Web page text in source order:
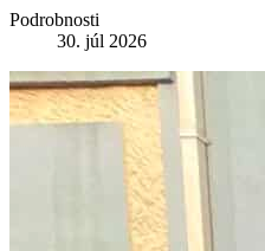
Podrobnosti
30. júl 2026